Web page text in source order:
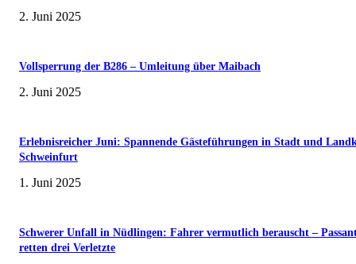
2. Juni 2025
Vollsperrung der B286 – Umleitung über Maibach
2. Juni 2025
Erlebnisreicher Juni: Spannende Gästeführungen in Stadt und
Schweinfurt
1. Juni 2025
Schwerer Unfall in Nüdlingen: Fahrer vermutlich berauscht –
retten drei Verletzte